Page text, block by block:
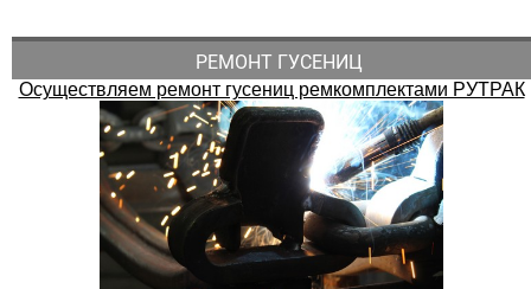
РЕМОНТ ГУСЕНИЦ
Осуществляем ремонт гусениц ремкомплектами РУТРАК